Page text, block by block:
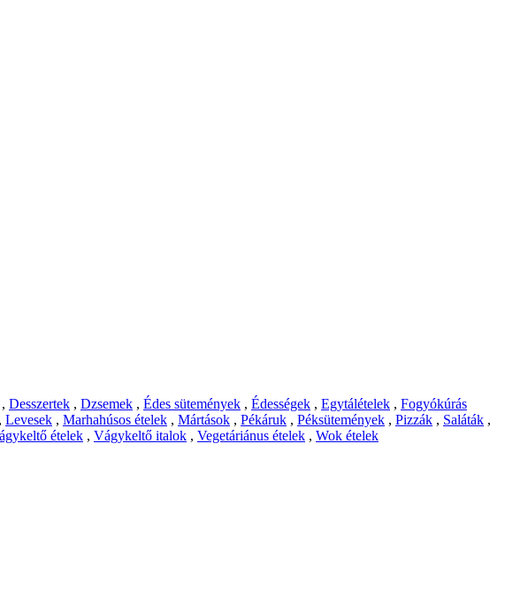
, Desszertek , Dzsemek , Édes sütemények , Édességek , Egytálételek , Fogyókúrás
, Levesek , Marhahúsos ételek , Mártások , Pékáruk , Péksütemények , Pizzák , Saláták ,
ételek , Vágykeltő italok , Vegetáriánus ételek , Wok ételek